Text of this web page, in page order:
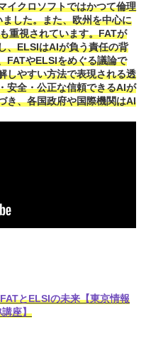
イクロソフトではかつて倫理
した。また、欧州を中心に
重視されています。FATが
、ELSIはAIが負う責任の背
FATやELSIをめぐる議論で
しやすい方法で表現される透
安全・公正な信頼できるAIが
き、各国政府や国際機関はAI
とELSIの未来【東京情報
講座】